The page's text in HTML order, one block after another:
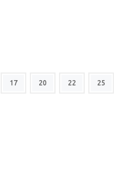
17 20 22 25